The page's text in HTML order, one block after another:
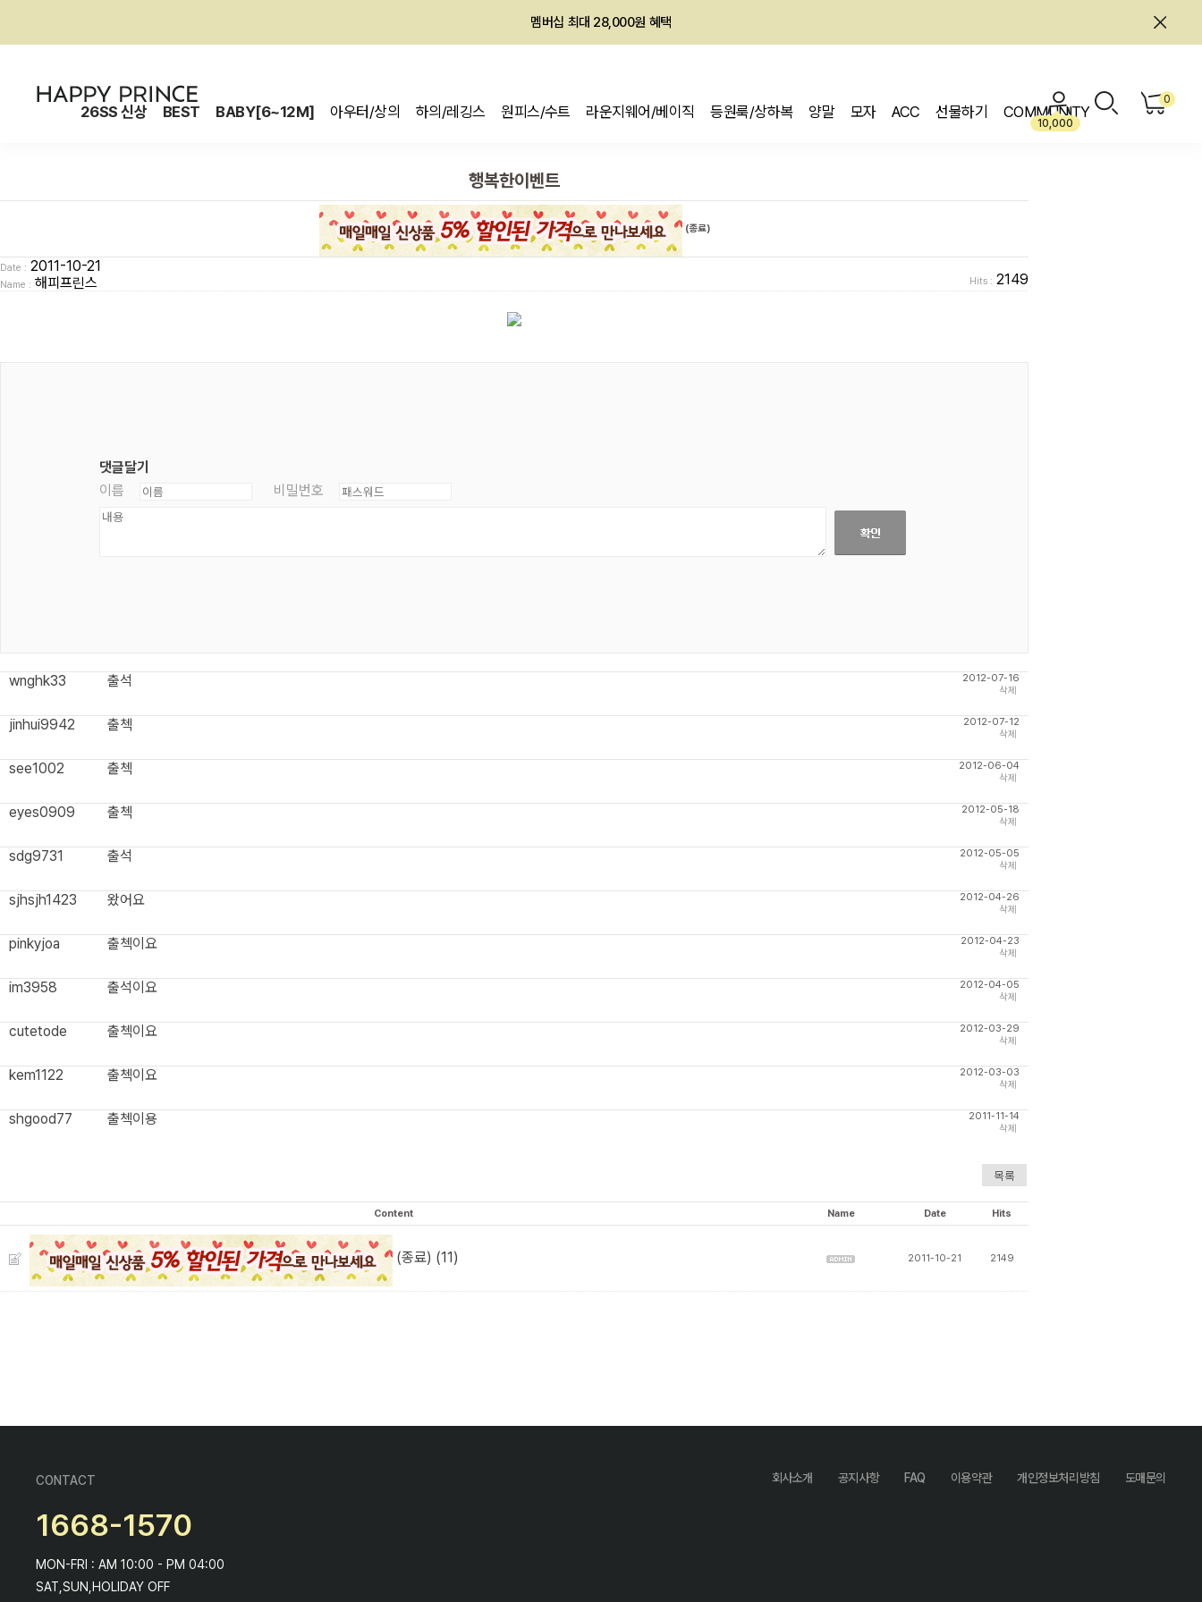
멤버십 최대 28,000원 혜택
26SS 신상 BEST BABY[6~12M] 아우터/상의 하의/레깅스 원피스/수트 라운지웨어/베이직 등원룩/상하복 양말 모자 ACC 선물하기 COMMUNITY
10,000
0
행복한이벤트
(종료)
Date : 2011-10-21
Name : 해피프린스 Hits : 2149
댓글달기
이름
비밀번호
wnghk33 출석
2012-07-16
삭제
jinhui9942 출첵
2012-07-12
삭제
see1002 출첵
2012-06-04
삭제
eyes0909 출첵
2012-05-18
삭제
sdg9731 출석
2012-05-05
삭제
sjhsjh1423 왔어요
2012-04-26
삭제
pinkyjoa 출첵이요
2012-04-23
삭제
im3958 출석이요
2012-04-05
삭제
cutetode 출첵이요
2012-03-29
삭제
kem1122 출첵이요
2012-03-03
삭제
shgood77 출첵이용
2011-11-14
삭제
Content Name Date Hits
(종료) (11) 2011-10-21 2149
CONTACT
1668-1570
MON-FRI : AM 10:00 - PM 04:00
SAT,SUN,HOLIDAY OFF
회사소개 공지사항 FAQ 이용약관 개인정보처리방침 도매문의